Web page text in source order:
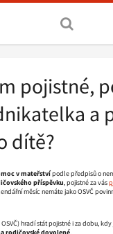
pojistné,
a
dítě?
v mateřstvípodle předpisů o
příspěvku, pojistné za vás
měsíc nemáte jako OSVČ
hradí stát pojistné i za dobu, kdy